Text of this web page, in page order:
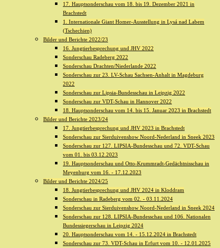
17. Hauptsonderschau vom 18. bis 19. Dezember 2021 in
Brachstedt
1. Internationale Giant Homer-Ausstellung in Lysá nad Labem
(Tschechien)
Bilder und Berichte 2022/23
16. Jungtierbesprechung und JHV 2022
Sonderschau Radeberg 2022
Sonderschau Drachten/Niederlande 2022
Sonderschau zur 23. LV-Schau Sachsen-Anhalt in Magdeburg
2022
Sonderschau zur Lipsia-Bundesschau in Leipzig 2022
Sonderschau zur VDT-Schau in Hannover 2022
18. Hauptsonderschau vom 14. bis 15. Januar 2023 in Brachstedt
Bilder und Berichte 2023/24
17. Jungtierbesprechung und JHV 2023 in Brachstedt
Sonderschau zur Sierduivenshow Noord-Nederland in Sneek 2023
Sonderschau zur 127. LIPSIA-Bundesschau und 72. VDT-Schau
vom 01. bis 03.12.2023
19. Hauptsonderschau und Otto-Krummradt-Gedächtnisschau in
Meyenburg vom 16. - 17.12.2023
Bilder und Berichte 2024/25
18. Jungtierbesprechung und JHV 2024 in Kloddram
Sonderschau in Radeberg vom 02. - 03.11.2024
Sonderschau zur Sierduivenshow Noord-Nederland in Sneek 2024
Sonderschau zur 128. LIPSIA-Bundesschau und 106. Nationalen
Bundessiegerschau in Leipzig 2024
20. Hauptsonderschau vom 14. - 15.12.2024 in Brachstedt
Sonderschau zur 73. VDT-Schau in Erfurt vom 10. - 12.01.2025